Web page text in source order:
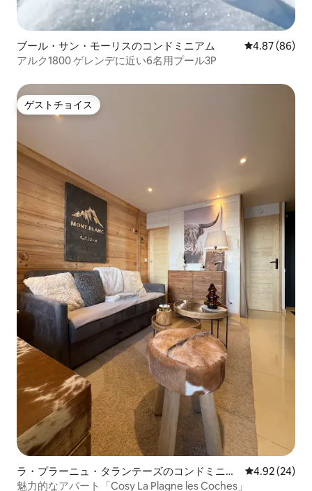
ブール・サン・モーリスのコンドミニアム レビュー86
4.87 (86)
アルク1800 ゲレンデに近い6名用プール3P
ゲストチョイス
ゲストチョイス
ラ・プラーニュ・タランテーズのコンドミニア
ム
レビュー24
4.92 (24)
魅力的なアパート「Cosy La Plagne les Coches」